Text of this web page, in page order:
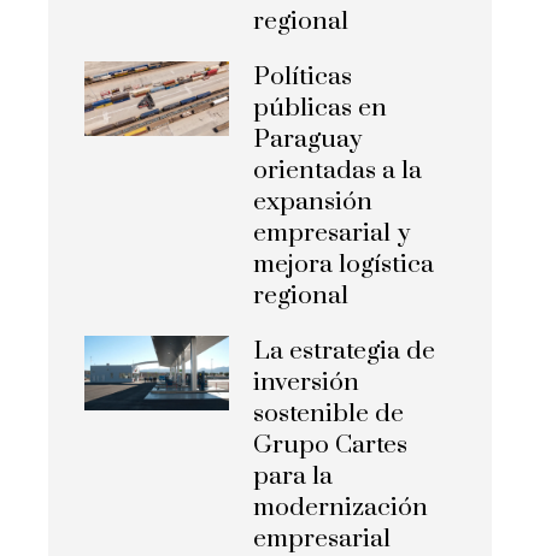
regional
Políticas
públicas en
Paraguay
orientadas a la
expansión
empresarial y
mejora logística
regional
La estrategia de
inversión
sostenible de
Grupo Cartes
para la
modernización
empresarial